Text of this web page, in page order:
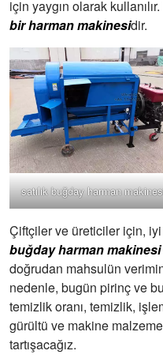
için yaygın olarak
bir harman makinesidir.
satılık buğday harman
Çiftçiler ve üreticiler için,
buğday harman makinesi
doğrudan mahsulün
nedenle, bugün pirinç ve
temizlik oranı, temizlik,
gürültü ve makine
tartışacağız.